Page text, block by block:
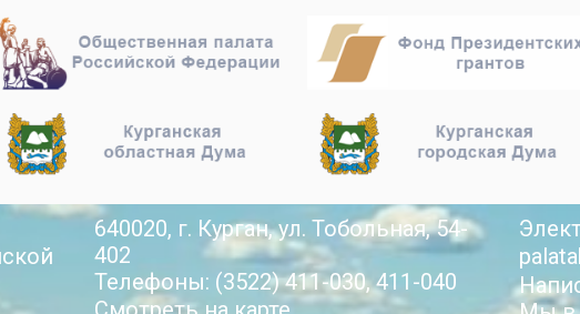
640020, г. Курган, ул. Тобольная, 54-
402
Телефоны: (3522) 411-030, 411-040